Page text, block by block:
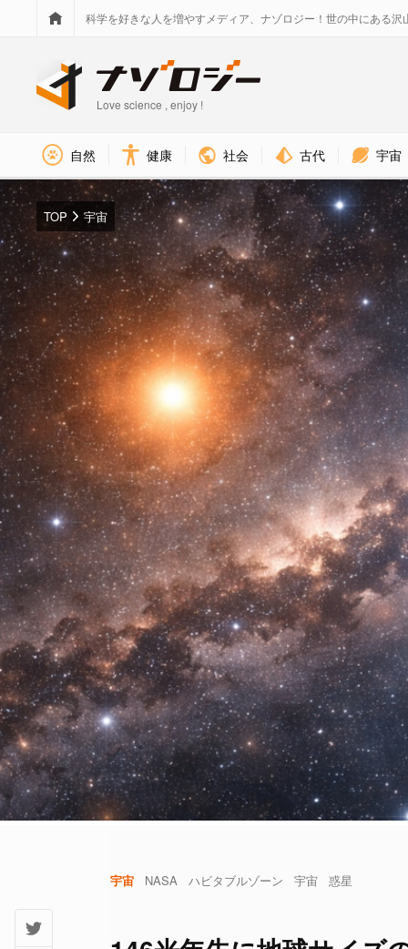
科学を好きな人を増やすメディア、ナゾロジー！世の中にある沢
Love science , enjoy !
自然 健康 社会 古代 宇宙
TOP 宇宙
宇宙 NASA ハビタブルゾーン 宇宙 惑星